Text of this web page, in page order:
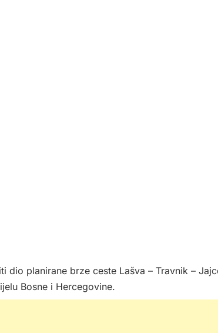
planirane brze ceste Lašva – Travnik –
Bosne i Hercegovine.